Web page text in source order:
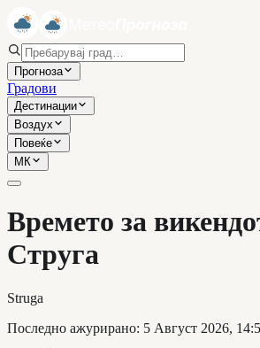
Прогноза
Градови
Дестинации
Воздух
Повеќе
МК
Времето за
Струга
Struga
Последно ажурирано: 5 Август 2026,